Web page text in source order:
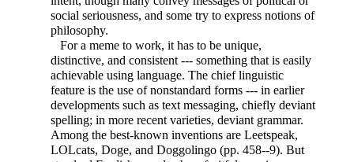
social seriousness, and some try to express notions of
philosophy.
For a meme to work, it has to be unique,
distinctive, and consistent --- something that is easily
achievable using language. The chief linguistic
feature is the use of nonstandard forms --- in earlier
developments such as text messaging, chiefly deviant
spelling; in more recent varieties, deviant grammar.
Among the best-known inventions are Leetspeak,
LOLcats, Doge, and Doggolingo (pp. 458--9). But